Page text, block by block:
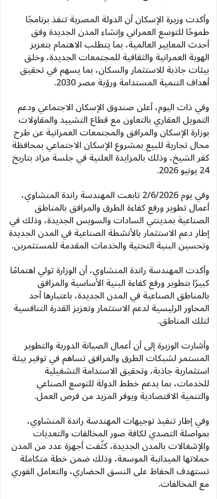
وأكدت وزيرة الإسكان أن الدولة المصرية تنفذ برنامجًا
طموحًا للتوسع العمراني وإنشاء المدن الجديدة وفق
أحدث المعايير العالمية، بما يتطلب الاهتمام بتعزيز
الهوية العمرانية والثقافية للمجتمعات الجديدة، وخلق
بيئات جاذبة للاستثمار والسكان، بما يسهم في تحقيق
أهداف التنمية المستدامة ورؤية مصر 2030.
وفي ذات اليوم، أعلن صندوق الإسكان الاجتماعي ودعم
التمويل العقاري بالتعاون مع قطاع التشييد والمقاولات
بوزارة الإسكان والمرافق والمجتمعات العمرانية عن طرح
محال تجارية للبيع بمشروع الإسكان الاجتماعي بمحافظة
كفر الشيخ، وذلك بالمزايدة العلنية في جلسة مزاد بتاريخ
24 يونيو 2026.
وفي يوم 2/6/2026 تابعت المهندسة راندة المنشاوي،
أعمال تطوير ورفع كفاءة الطرق والمرافق بالمناطق
الصناعية بمدينتي السادات والسويس الجديدة، وذلك في
إطار دعم الاستثمار بالأنشطة الصناعية في المدن الجديدة
وتحسين البنية التحتية والخدمات المقدمة للمستثمرين.
وأكدت المهندسة راندة المنشاوي، أن الوزارة تولي اهتمامًا
كبيرًا بتطوير ورفع كفاءة البنية الأساسية والمرافق
بالمناطق الصناعية في المدن الجديدة، باعتبارها أحد
المحاور الرئيسية لدعم الاستثمار وتعزيز القدرة التنافسية
لتلك المناطق.
وأشارت الوزيرة إلى أن أعمال الصيانة الدورية والتطوير
المستمر لشبكات الطرق والمرافق تساهم في توفير بيئة
استثمارية جاذبة، وتحقيق الاستدامة التشغيلية
للخدمات، بما يدعم خطط الدولة للتوسع الصناعي
والتنمية الاقتصادية ويوفر المزيد من فرص العمل.
وفي إطار تنفيذ توجيهات المهندسة راندة المنشاوي،
بمواصلة التصدي لكافة صور المخالفات والتعديات
والإشغالات بالمدن الجديدة، كثّفت أجهزة عدد من المدن
حملاتها الميدانية الموسعة، وذلك ضمن خطة متكاملة
تستهدف الحفاظ على النسق الحضاري، والتعامل الفوري
مع المخالفات.